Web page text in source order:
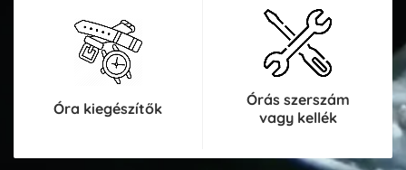
Óra kiegészítők
Órás szerszám
vagy kellék